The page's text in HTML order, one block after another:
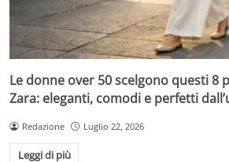
Le donne over 50 scelgono questi 8
Zara: eleganti, comodi e perfetti
Redazione Luglio 22, 2026
Leggi di più